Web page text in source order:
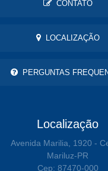
CONTATO
LOCALIZAÇÃO
PERGUNTAS
Localização
Avenida Marilia, 1920 -
Mariluz-PR
Cep: 87470-000